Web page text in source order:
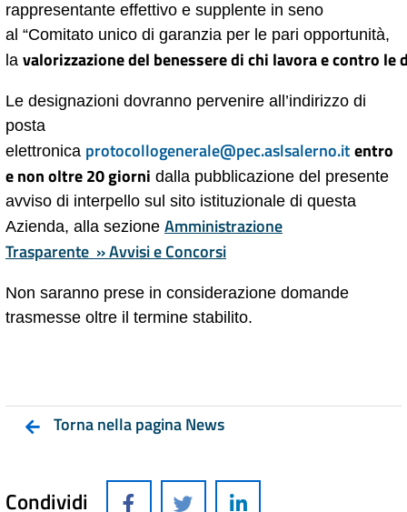
rappresentante effettivo e supplente in seno
al “Comitato unico di garanzia per le pari opportunità,
la valorizzazionedel benesseredichi lavoraecontro le
Le designazioni dovranno pervenire all’indirizzo di
posta
elettronica protocollogenerale@pec.aslsalerno.itentro
e non oltre 20 giorni dalla pubblicazione del presente
avviso di interpello sul sito istituzionale di questa
Azienda, alla sezione Amministrazione
Trasparente » Avvisi e Concorsi
Non saranno prese in considerazione domande
trasmesse oltre il termine stabilito.
Torna nella pagina News
Condividi